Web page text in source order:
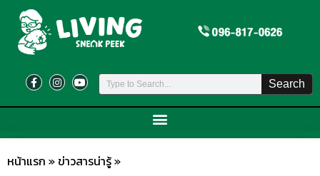
Search
หน้าแรก »ข่าวสารน่ารู้»